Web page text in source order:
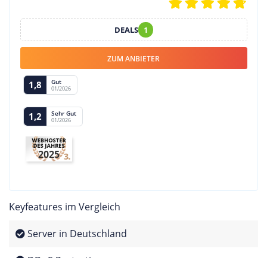
DEALS 1
ZUM ANBIETER
1,8 Gut
01/2026
1,2 Sehr Gut
01/2026
2025
Keyfeatures im Vergleich
Server in Deutschland